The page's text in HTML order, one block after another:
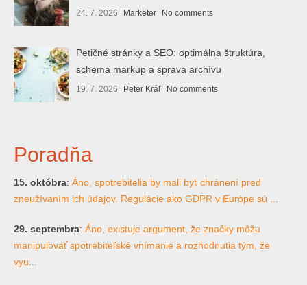
24. 7. 2026 Marketer No comments
Petičné stránky a SEO: optimálna štruktúra,
schema markup a správa archívu
19. 7. 2026 Peter Kráľ No comments
Poradňa
15. októbra: Áno, spotrebitelia by mali byť chránení pred
zneužívaním ich údajov. Regulácie ako GDPR v Európe sú ...
29. septembra: Áno, existuje argument, že značky môžu
manipulovať spotrebiteľské vnímanie a rozhodnutia tým, že
vyu...